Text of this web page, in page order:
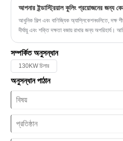
আধুনিক শিল্প এবং বাণিজ্যিক অ্যাপ্লিকেশনগুলিতে, দক্ষ
দীর্ঘায়ু এবং শক্তি দক্ষতা বজায় রাখার জন্য অপরিহার্য।
বাণিজ্যিক ভবন পর্যন্ত, এই চিলারগুলি নির্ভরযোগ্যতা,
অফার করে যা হারানো কঠিন।
সম্পর্কিত অনুসন্ধান
130KW চিলার
অনুসন্ধান পাঠান